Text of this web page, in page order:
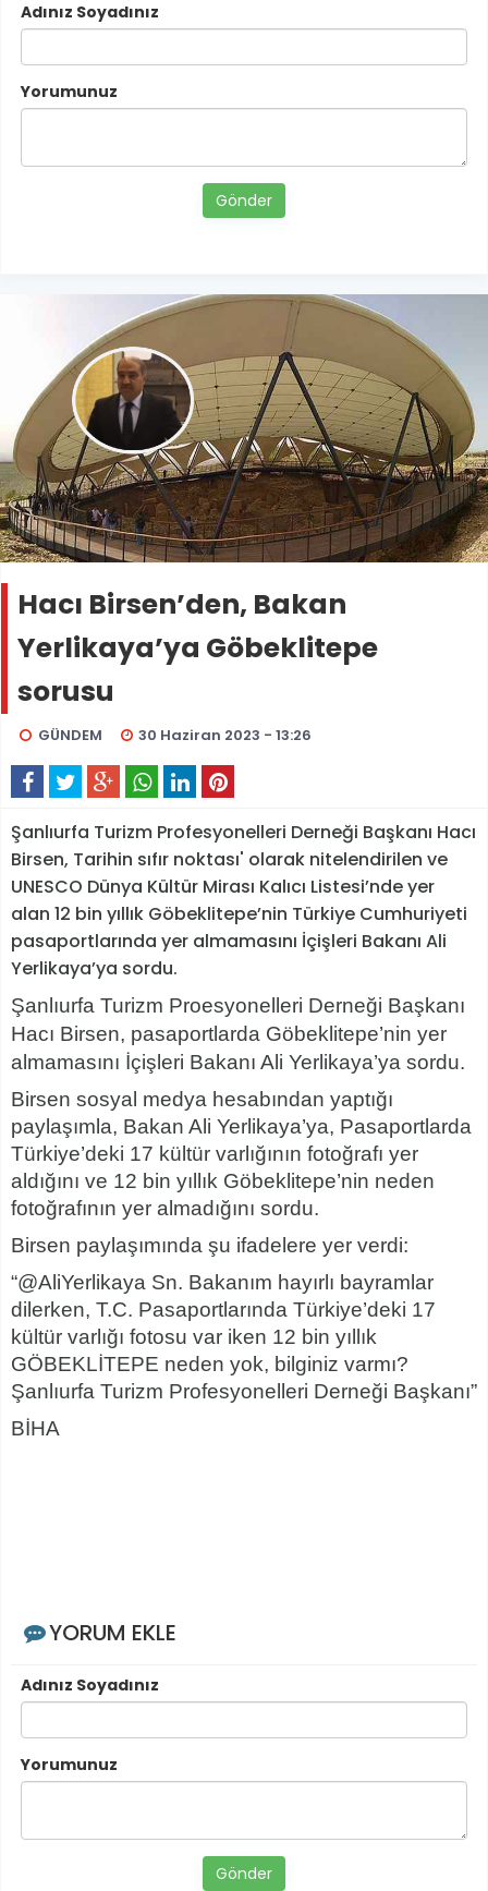
Adınız Soyadınız
Yorumunuz
Gönder
Hacı Birsen’den, Bakan
Yerlikaya’ya Göbeklitepe
sorusu
GÜNDEM 30 Haziran 2023 - 13:26
Şanlıurfa Turizm Profesyonelleri Derneği Başkanı Hacı
Birsen, Tarihin sıfır noktası' olarak nitelendirilen ve
UNESCO Dünya Kültür Mirası Kalıcı Listesi’nde yer
alan 12 bin yıllık Göbeklitepe’nin Türkiye Cumhuriyeti
pasaportlarında yer almamasını İçişleri Bakanı Ali
Yerlikaya’ya sordu.
Şanlıurfa Turizm Proesyonelleri Derneği Başkanı
Hacı Birsen, pasaportlarda Göbeklitepe’nin yer
almamasını İçişleri Bakanı Ali Yerlikaya’ya sordu.
Birsen sosyal medya hesabından yaptığı
paylaşımla, Bakan Ali Yerlikaya’ya, Pasaportlarda
Türkiye’deki 17 kültür varlığının fotoğrafı yer
aldığını ve 12 bin yıllık Göbeklitepe’nin neden
fotoğrafının yer almadığını sordu.
Birsen paylaşımında şu ifadelere yer verdi:
“@AliYerlikaya Sn. Bakanım hayırlı bayramlar
dilerken, T.C. Pasaportlarında Türkiye’deki 17
kültür varlığı fotosu var iken 12 bin yıllık
GÖBEKLİTEPE neden yok, bilginiz varmı?
Şanlıurfa Turizm Profesyonelleri Derneği Başkanı”
BİHA
YORUM EKLE
Adınız Soyadınız
Yorumunuz
Gönder